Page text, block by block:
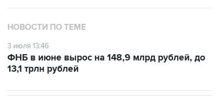
НОВОСТИ ПО ТЕМЕ
3 июля 13:46
ФНБ в июне вырос на 148,9 млрд рублей, до
13,1 трлн рублей